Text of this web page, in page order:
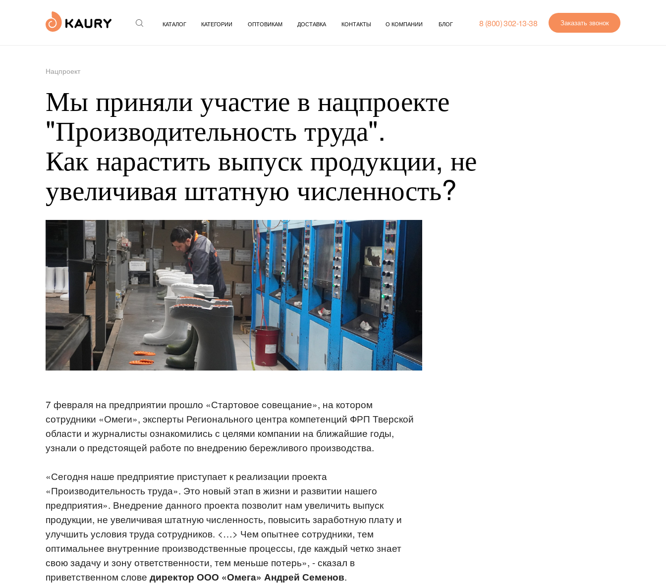
Заказать звонок
КАТАЛОГ КАТЕГОРИИ ОПТОВИКАМ ДОСТАВКА КОНТАКТЫ О КОМПАНИИ БЛОГ 8 (800) 302-13-38
Нацпроект
Мы приняли участие в нацпроекте
"Производительность труда".
Как нарастить выпуск продукции, не
увеличивая штатную численность?
7 февраля на предприятии прошло «Стартовое совещание», на котором
сотрудники «Омеги», эксперты Регионального центра компетенций ФРП Тверской
области и журналисты ознакомились с целями компании на ближайшие годы,
узнали о предстоящей работе по внедрению бережливого производства.
«Сегодня наше предприятие приступает к реализации проекта
«Производительность труда». Это новый этап в жизни и развитии нашего
предприятия». Внедрение данного проекта позволит нам увеличить выпуск
продукции, не увеличивая штатную численность, повысить заработную плату и
улучшить условия труда сотрудников. <…> Чем опытнее сотрудники, тем
оптимальнее внутренние производственные процессы, где каждый четко знает
свою задачу и зону ответственности, тем меньше потерь», - сказал в
приветственном слове директор ООО «Омега» Андрей Семенов.